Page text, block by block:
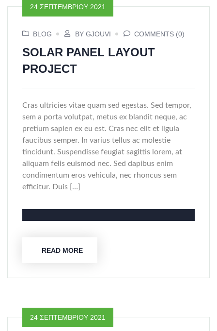
24 ΣΕΠΤΕΜΒΡΊΟΥ 2021
BLOG BY GJOUVI COMMENTS (0)
SOLAR PANEL LAYOUT
PROJECT
Cras ultricies vitae quam sed egestas. Sed tempor,
sem a porta volutpat, metus ex blandit neque, ac
pretium sapien ex eu est. Cras nec elit et ligula
faucibus semper. In varius tellus ac molestie
tincidunt. Suspendisse feugiat sagittis lorem, at
aliquam felis euismod nec. Sed dapibus enim
condimentum eros vehicula, nec rhoncus sem
efficitur. Duis […]
READ MORE
24 ΣΕΠΤΕΜΒΡΊΟΥ 2021